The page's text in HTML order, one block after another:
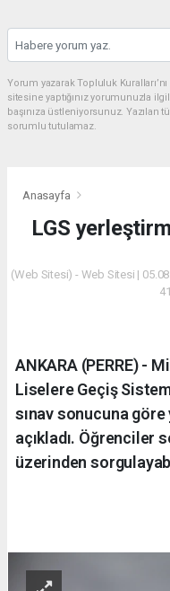
Yorum yazarak Topluluk
sitesine yaptığınız yorumunuzla
başınıza üstleniyorsunuz.
sorumlu tutulamaz.
Anasayfa
LGS
(Web Sitesi) - Web Sitesi |
ANKARA (PERRE) -
Liselere Geçiş
sınav sonucuna göre
açıkladı. Öğrenciler
üzerinden